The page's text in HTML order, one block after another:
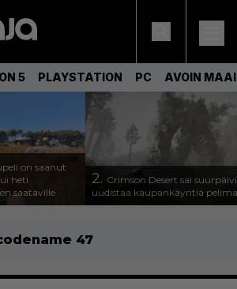
5 PLAYSTATION PC AVOIN
on saanut
heti
saataville
2. Crimson Desert sai
uudistaa kaupankäyntiä
47